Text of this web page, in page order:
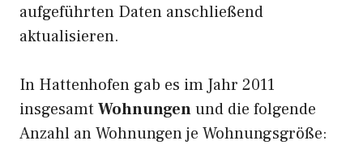
aufgeführten Daten anschließend
aktualisieren.
In Hattenhofen gab es im Jahr 2011
insgesamt Wohnungenund die folgende
Anzahl an Wohnungen je Wohnungsgröße: